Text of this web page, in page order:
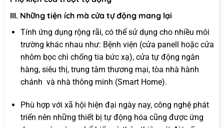
III. Những tiện ích mà cửa tự động mang lại
Tính ứng dụng rộng rãi, có thể sử dụng cho nhiều môi
trường khác nhau như: Bệnh viện (cửa panell hoặc cửa
nhôm bọc chì chống tia bức xạ), cửa tự động ngân
hàng, siêu thị, trung tâm thương mại, tòa nhà hành
chánh và nhà thông minh (Smart Home).
Phù hợp với xã hội hiện đại ngày nay, công nghệ phát
triển nên những thiết bị tự động hóa cũng được ứng